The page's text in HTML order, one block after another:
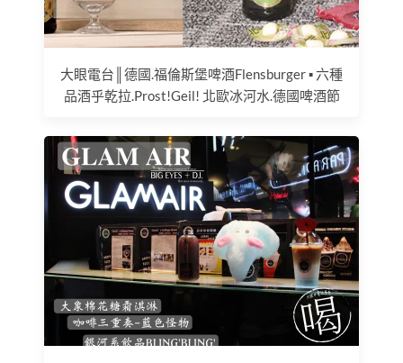
大眼電台║德國.福倫斯堡啤酒Flensburger ▪ 六種
品酒乎乾拉.Prost!Geil! 北歐冰河水.德國啤酒節